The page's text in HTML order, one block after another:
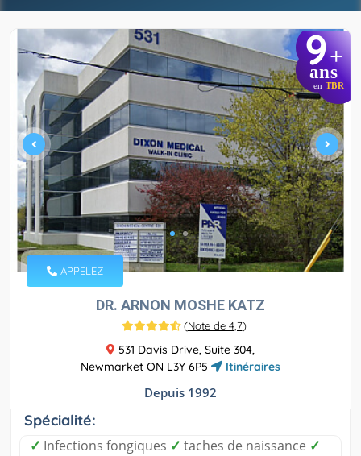
9+
ans
en TBR
APPELEZ
DR. ARNON MOSHE KATZ
(Note de 4,7)
531 Davis Drive, Suite 304,
Newmarket ON L3Y 6P5
Itinéraires
Depuis 1992
Spécialité:
✓ Infections fongiques ✓ taches de naissance ✓